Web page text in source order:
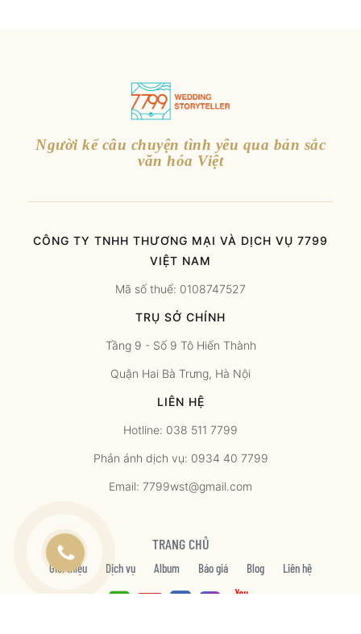
Người kể câu chuyện tình yêu qua bản sắc
văn hóa Việt
CÔNG TY TNHH THƯƠNG MẠI VÀ DỊCH VỤ 7799
VIỆT NAM
Mã số thuế: 0108747527
TRỤ SỞ CHÍNH
Tầng 9 - Số 9 Tô Hiến Thành
Quận Hai Bà Trưng, Hà Nội
LIÊN HỆ
Hotline: 038 511 7799
Phản ánh dịch vụ: 0934 40 7799
Email: 7799wst@gmail.com
TRANG CHỦ
Giới thiệu Dịch vụ Album Báo giá Blog Liên hệ